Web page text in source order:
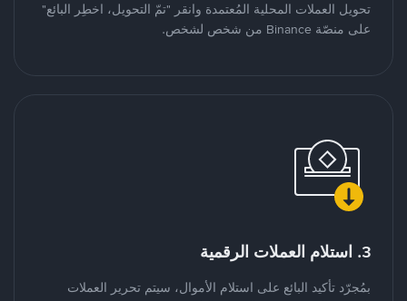
تحويل العملات المحلية المُعتمدة وانقر "تمّ التحويل، اخطِر البائع"
على منصّة Binance من شخص لشخص.
3. استلام العملات الرقمية
بمُجرّد تأكيد البائع على استلام الأموال، سيتم تحرير العملات